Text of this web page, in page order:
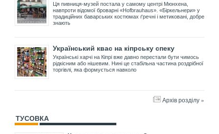
Ця пивниця-музей постала у самому центрі Мюнхена,
навпроти відомої броварні «Hofbrauhaus». «Біркельнери» у
традиційних баварських костюмах ґречні і метиковані, добре
знають
Український квас на кіпрську спеку
Українські харчі на Кіпрі вже давно перестали бути чимось
рідкісним або нішевим. Нині це стабільна частина роздрібної
торгівлі, яка формується навколо
Архів розділу »
ТУСОВКА